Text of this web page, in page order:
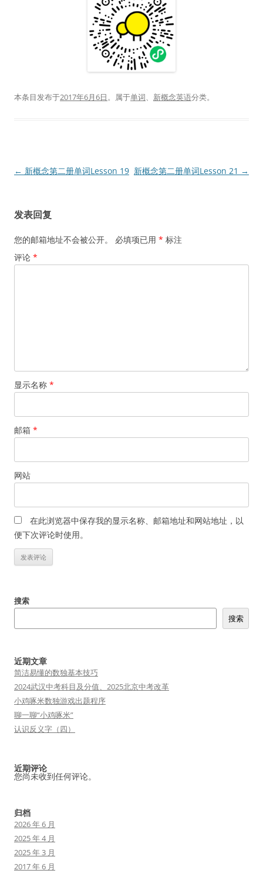
本条目发布于2017年6月6日。属于单词、 新概念英语分类。
文
航
← 新概念第二册单词Lesson 19 新概念第二册单词Lesson 21 →
发表回复
您的邮箱地址不会被公开。 必填项已用 * 标注
评论 *
显示名称 *
邮箱 *
网站
在此浏览器中保存我的显示名称、邮箱地址和网站地址，以
便下次评论时使用。
搜索
搜索
近期文章
简洁易懂的数独基本技巧
2024武汉中考科目及分值、2025北京中考改革
小鸡啄米数独游戏出题程序
聊一聊“小鸡啄米”
认识反义字（四）
近期评论
您尚未收到任何评论。
归档
2026 年 6 月
2025 年 4 月
2025 年 3 月
2017 年 6 月